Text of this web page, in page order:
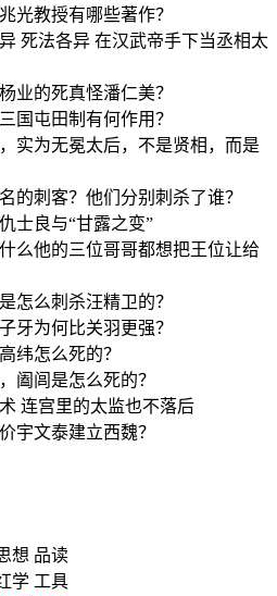
光教授有哪些著作？
死法各异 在汉武帝手下当丞相太
业的死真怪潘仁美？
国屯田制有何作用？
实为无冕太后，不是贤相，而是
的刺客？他们分别刺杀了谁？
士良与“甘露之变”
么他的三位哥哥都想把王位让给
怎么刺杀汪精卫的？
牙为何比关羽更强？
纬怎么死的？
阖闾是怎么死的？
连宫里的太监也不落后
宇文泰建立西魏？
想 品读
学 工具